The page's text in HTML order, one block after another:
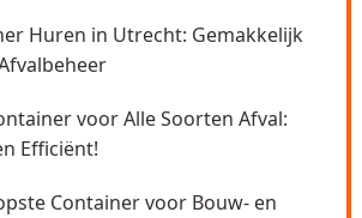
Huren in Utrecht: Gemakkelijk
voor Alle Soorten Afval:
Efficiënt!
Container voor Bouw- en